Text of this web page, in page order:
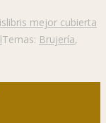
mejor cubierta
Temas: Brujería,